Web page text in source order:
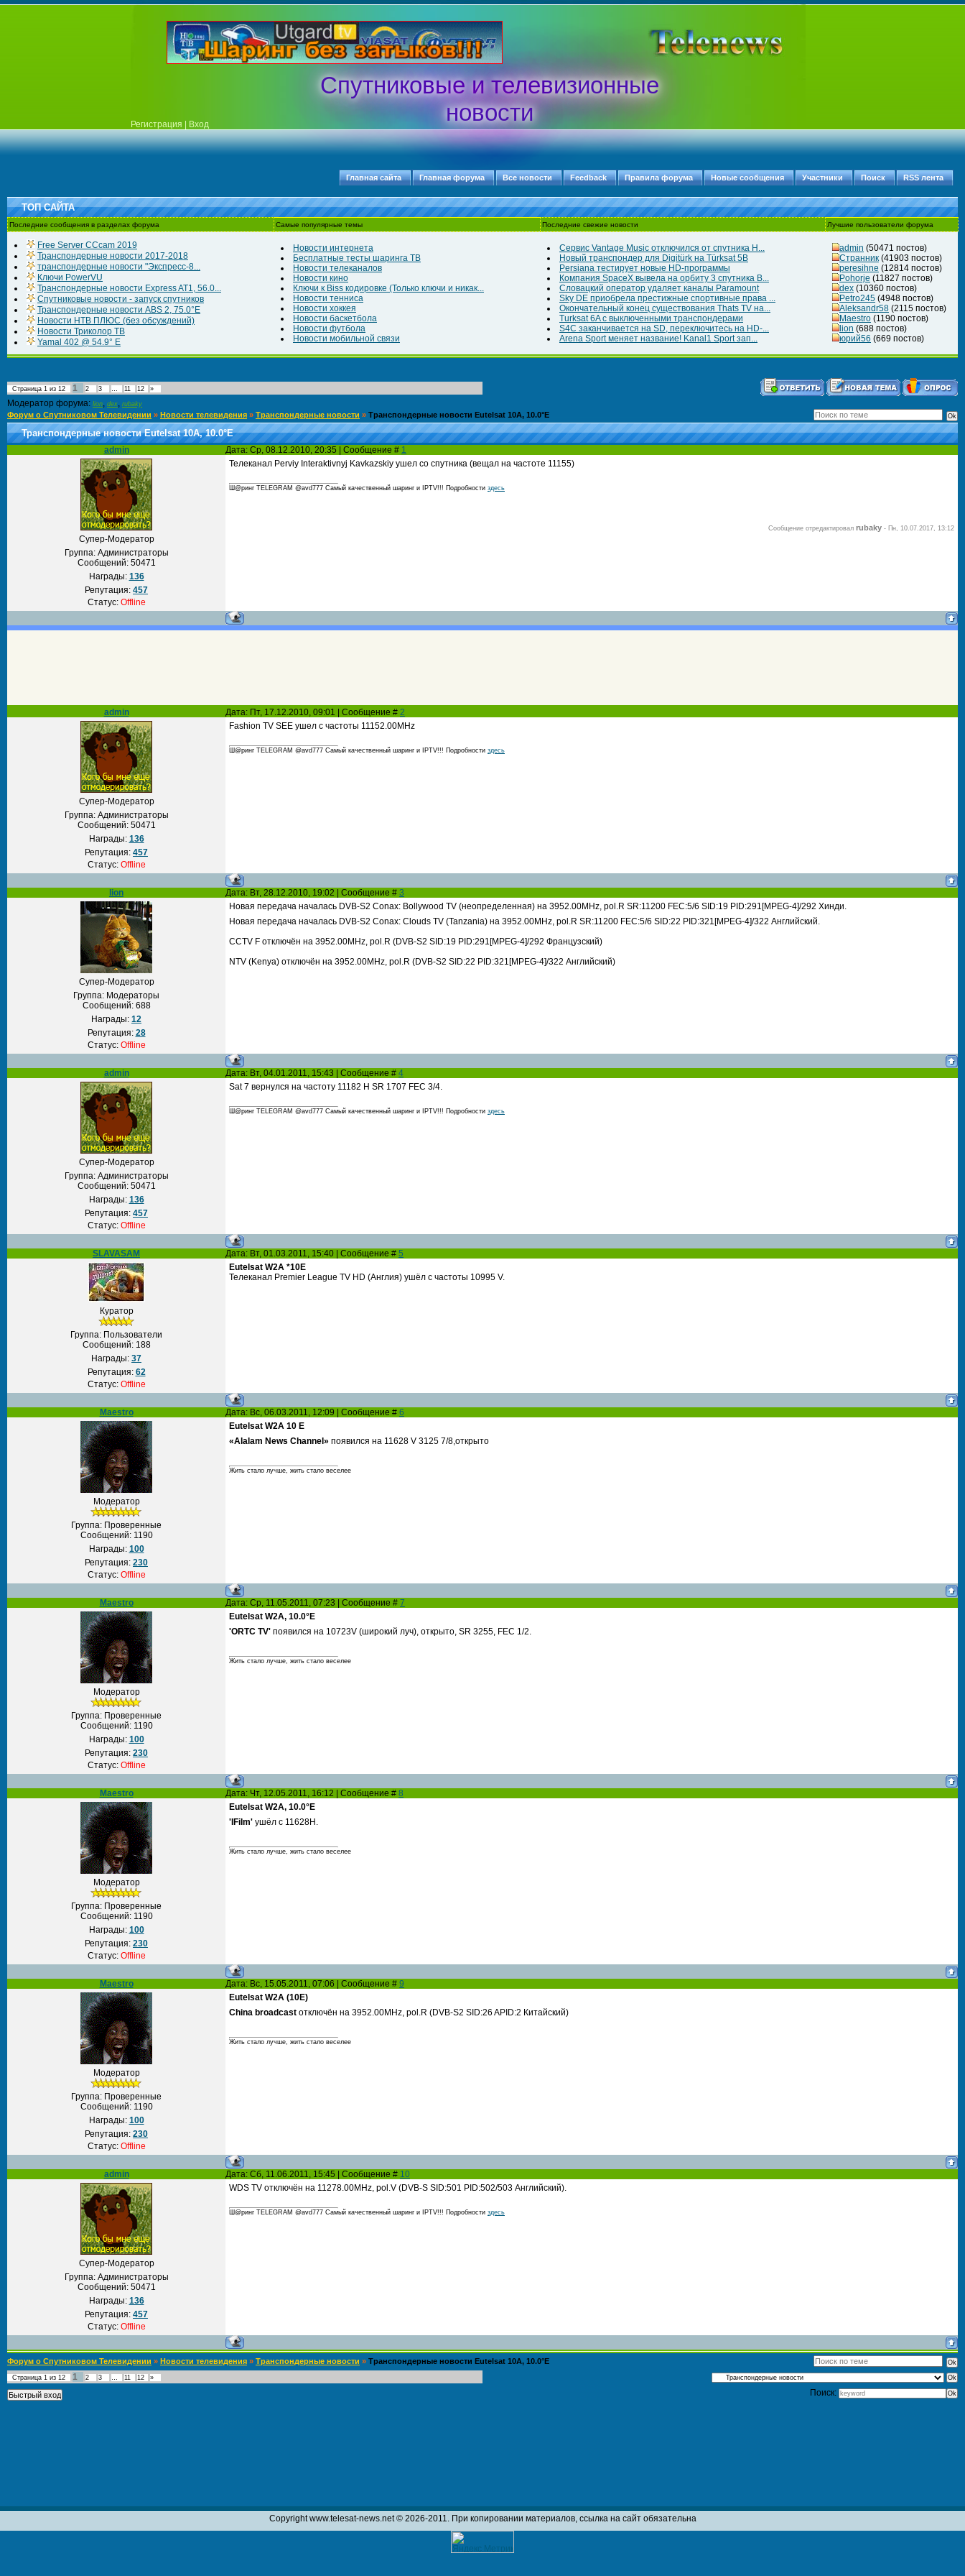
Спутниковые и телевизионные
новости
Регистрация Вход
RSS лента
Поиск
Участники
Новые сообщения
Правила форума
Feedback
Все новости
Главная форума
Главная сайта
ТОП САЙТА
Последние сообщения в разделах форума Самые популярные темы Последние свежие новости Лучшие пользователи форума
Free Server CCcam 2019
Транспондерные новости 2017-2018
транспондерные новости "Экспресс-8...
Ключи PowerVU
Транспондерные новости Express AT1, 56.0...
Спутниковые новости - запуск спутников
Транспондерные новости ABS 2, 75.0°E
Новости НТВ ПЛЮС (без обсуждений)
Новости Триколор ТВ
Yamal 402 @ 54.9° E
Новости интернета
Бесплатные тесты шаринга ТВ
Новости телеканалов
Новости кино
Ключи к Biss кодировке (Только ключи и никак...
Новости тенниса
Новости хоккея
Новости баскетбола
Новости футбола
Новости мобильной связи
Сервис Vantage Music отключился от спутника H...
Новый транспондер для Digitürk на Türksat 5B
Persiana тестирует новые HD-программы
Компания SpaceX вывела на орбиту 3 спутника B...
Словацкий оператор удаляет каналы Paramount
Sky DE приобрела престижные спортивные права ...
Окончательный конец существования Thats TV на...
Turksat 6A с выключенными транспондерами
S4C заканчивается на SD, переключитесь на HD-...
Arena Sport меняет название! Kanal1 Sport зап...
admin (50471 постов)
Странник (41903 постов)
peresihne (12814 постов)
Pohorje (11827 постов)
dex (10360 постов)
Petro245 (4948 постов)
Aleksandr58 (2115 постов)
Maestro (1190 постов)
lion (688 постов)
юрий56 (669 постов)
Страница 1 из 12 1 2 3 … 11 12 »
Модератор форума: lion, dex, rubaky
Форум о Спутниковом Телевидении » Новости телевидения » Транспондерные новости » Транспондерные новости Eutelsat 10A, 10.0°E
Транспондерные новости Eutelsat 10A, 10.0°E
admin Дата: Ср, 08.12.2010, 20:35 | Сообщение # 1
Супер-Модератор
Группа: Администраторы
Сообщений: 50471
Награды: 136
Репутация: 457
Статус: Offline
Телеканал Perviy Interaktivnyj Kavkazskiy ушел со спутника (вещал на частоте 11155)
Ш@ринг TELEGRAM @avd777 Самый качественный шаринг и IPTV!!! Подробности здесь
Сообщение отредактировал rubaky - Пн, 10.07.2017, 13:12
admin Дата: Пт, 17.12.2010, 09:01 | Сообщение # 2
Супер-Модератор
Группа: Администраторы
Сообщений: 50471
Награды: 136
Репутация: 457
Статус: Offline
Fashion TV SEE ушел с частоты 11152.00MHz
Ш@ринг TELEGRAM @avd777 Самый качественный шаринг и IPTV!!! Подробности здесь
lion Дата: Вт, 28.12.2010, 19:02 | Сообщение # 3
Супер-Модератор
Группа: Модераторы
Сообщений: 688
Награды: 12
Репутация: 28
Статус: Offline
Новая передача началась DVB-S2 Conax: Bollywood TV (неопределенная) на 3952.00MHz, pol.R SR:11200 FEC:5/6 SID:19 PID:291[MPEG-4]/292 Хинди.
Новая передача началась DVB-S2 Conax: Clouds TV (Tanzania) на 3952.00MHz, pol.R SR:11200 FEC:5/6 SID:22 PID:321[MPEG-4]/322 Английский.
CCTV F отключён на 3952.00MHz, pol.R (DVB-S2 SID:19 PID:291[MPEG-4]/292 Французский)
NTV (Kenya) отключён на 3952.00MHz, pol.R (DVB-S2 SID:22 PID:321[MPEG-4]/322 Английский)
admin Дата: Вт, 04.01.2011, 15:43 | Сообщение # 4
Супер-Модератор
Группа: Администраторы
Сообщений: 50471
Награды: 136
Репутация: 457
Статус: Offline
Sat 7 вернулся на частоту 11182 Н SR 1707 FEC 3/4.
Ш@ринг TELEGRAM @avd777 Самый качественный шаринг и IPTV!!! Подробности здесь
SLAVASAM Дата: Вт, 01.03.2011, 15:40 | Сообщение # 5
Куратор
Группа: Пользователи
Сообщений: 188
Награды: 37
Репутация: 62
Статус: Offline
Eutelsat W2A *10E
Телеканал Premier League TV HD (Англия) ушёл с частоты 10995 V.
Maestro Дата: Вс, 06.03.2011, 12:09 | Сообщение # 6
Модератор
Группа: Проверенные
Сообщений: 1190
Награды: 100
Репутация: 230
Статус: Offline
Eutelsat W2A 10 E
«Alalam News Channel» появился на 11628 V 3125 7/8,открыто
Жить стало лучше, жить стало веселее
Maestro Дата: Ср, 11.05.2011, 07:23 | Сообщение # 7
Модератор
Группа: Проверенные
Сообщений: 1190
Награды: 100
Репутация: 230
Статус: Offline
Eutelsat W2A, 10.0°E
'ORTC TV' появился на 10723V (широкий луч), открыто, SR 3255, FEC 1/2.
Жить стало лучше, жить стало веселее
Maestro Дата: Чт, 12.05.2011, 16:12 | Сообщение # 8
Модератор
Группа: Проверенные
Сообщений: 1190
Награды: 100
Репутация: 230
Статус: Offline
Eutelsat W2A, 10.0°E
'IFilm' ушёл с 11628H.
Жить стало лучше, жить стало веселее
Maestro Дата: Вс, 15.05.2011, 07:06 | Сообщение # 9
Модератор
Группа: Проверенные
Сообщений: 1190
Награды: 100
Репутация: 230
Статус: Offline
Eutelsat W2A (10E)
China broadcast отключён на 3952.00MHz, pol.R (DVB-S2 SID:26 APID:2 Китайский)
Жить стало лучше, жить стало веселее
admin Дата: Сб, 11.06.2011, 15:45 | Сообщение # 10
Супер-Модератор
Группа: Администраторы
Сообщений: 50471
Награды: 136
Репутация: 457
Статус: Offline
WDS TV отключён на 11278.00MHz, pol.V (DVB-S SID:501 PID:502/503 Английский).
Ш@ринг TELEGRAM @avd777 Самый качественный шаринг и IPTV!!! Подробности здесь
Форум о Спутниковом Телевидении » Новости телевидения » Транспондерные новости » Транспондерные новости Eutelsat 10A, 10.0°E
Страница 1 из 12 1 2 3 … 11 12 »
Поиск:
Copyright www.telesat-news.net © 2026-2011. При копировании материалов, ссылка на сайт обязательна